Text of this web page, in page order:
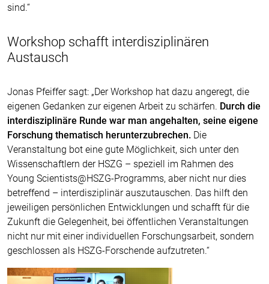
sind.“
Workshop schafft interdisziplinären
Austausch
Jonas Pfeiffer sagt: „Der Workshop hat dazu angeregt, die
eigenen Gedanken zur eigenen Arbeit zu schärfen. Durch die
interdisziplinäre Runde war man angehalten, seine eigene
Forschung thematisch herunterzubrechen. Die
Veranstaltung bot eine gute Möglichkeit, sich unter den
Wissenschaftlern der HSZG – speziell im Rahmen des
Young Scientists@HSZG-Programms, aber nicht nur dies
betreffend – interdisziplinär auszutauschen. Das hilft den
jeweiligen persönlichen Entwicklungen und schafft für die
Zukunft die Gelegenheit, bei öffentlichen Veranstaltungen
nicht nur mit einer individuellen Forschungsarbeit, sondern
geschlossen als HSZG-Forschende aufzutreten.“